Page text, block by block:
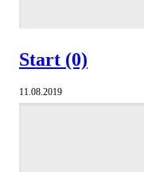
Start (0)
11.08.2019